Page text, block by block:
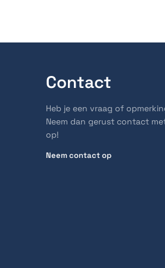
Contact
Heb je een vraag of
Neem dan gerust contact
op!
Neem contact op